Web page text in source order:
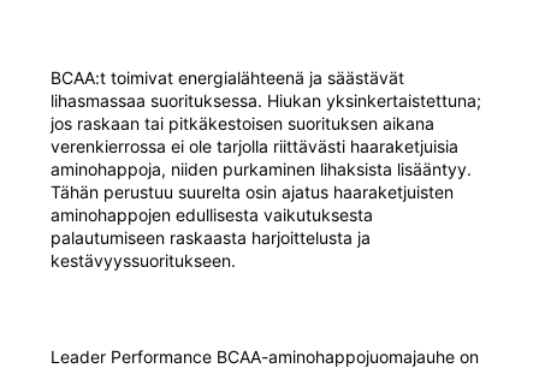
BCAA:t toimivat energialähteenä ja säästävät
lihasmassaa suorituksessa. Hiukan yksinkertaistettuna;
jos raskaan tai pitkäkestoisen suorituksen aikana
verenkierrossa ei ole tarjolla riittävästi haaraketjuisia
aminohappoja, niiden purkaminen lihaksista lisääntyy.
Tähän perustuu suurelta osin ajatus haaraketjuisten
aminohappojen edullisesta vaikutuksesta
palautumiseen raskaasta harjoittelusta ja
kestävyyssuoritukseen.
Leader Performance BCAA-aminohappojuomajauhe on